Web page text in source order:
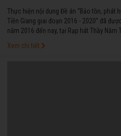
Thực hiện nội dung Đề án “Bảo tồn, phát
Tiền Giang giai đoạn 2016 - 2020” đã
năm 2016 đến nay, tại Rạp hát Thầy Năm
Văn học - Nghệ thuật tỉnh tổ chức biểu
Xem chi tiết